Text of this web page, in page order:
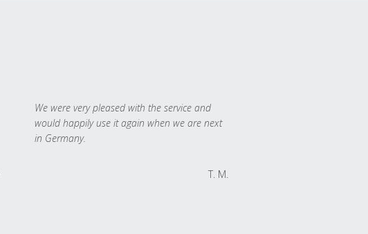
We were very pleased with the service and
would happily use it again when we are next
in Germany.
T. M.